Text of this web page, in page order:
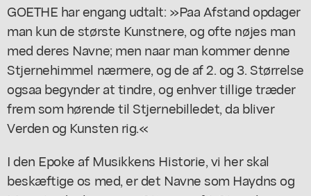
GOETHE har engang udtalt: »Paa Afstand opdager
man kun de største Kunstnere, og ofte nøjes man
med deres Navne; men naar man kommer denne
Stjernehimmel nærmere, og de af 2. og 3. Størrelse
ogsaa begynder at tindre, og enhver tillige træder
frem som hørende til Stjernebilledet, da bliver
Verden og Kunsten rig.«
I den Epoke af Musikkens Historie, vi her skal
beskæftige os med, er det Navne som Haydns og